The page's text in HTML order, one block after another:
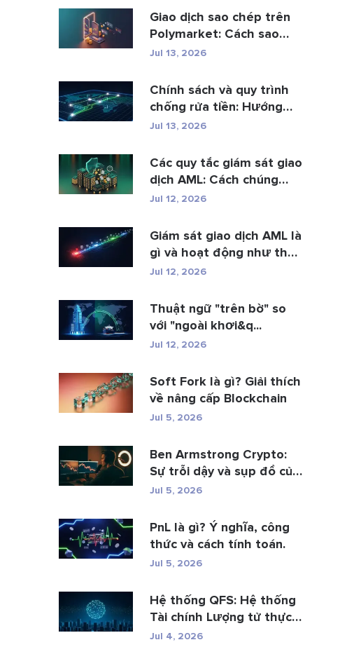
Giao dịch sao chép trên
Polymarket: Cách sao
chép ví hàng ...
Jul 13, 2026
Chính sách và quy trình
chống rửa tiền: Hướng
dẫn t...
Jul 13, 2026
Các quy tắc giám sát giao
dịch AML: Cách chúng
phát hi�...
Jul 12, 2026
Giám sát giao dịch AML là
gì và hoạt động như thế
n...
Jul 12, 2026
Thuật ngữ "trên bờ" so
với "ngoài khơi&q...
Jul 12, 2026
Soft Fork là gì? Giải thích
về nâng cấp Blockchain
Jul 5, 2026
Ben Armstrong Crypto:
Sự trỗi dậy và sụp đổ của
BitB...
Jul 5, 2026
PnL là gì? Ý nghĩa, công
thức và cách tính toán.
Jul 5, 2026
Hệ thống QFS: Hệ thống
Tài chính Lượng tử thực
s�...
Jul 4, 2026